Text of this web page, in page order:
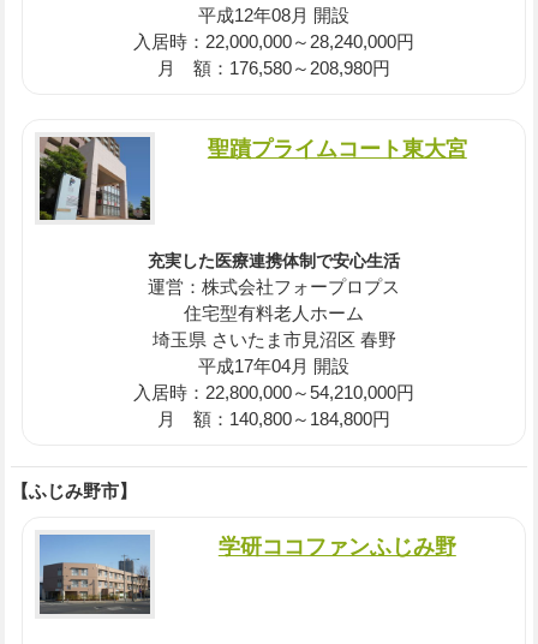
平成12年08月 開設
入居時：22,000,000～28,240,000円
月 額：176,580～208,980円
聖蹟プライムコート東大宮
充実した医療連携体制で安心生活
運営：株式会社フォープロプス
住宅型有料老人ホーム
埼玉県 さいたま市見沼区 春野
平成17年04月 開設
入居時：22,800,000～54,210,000円
月 額：140,800～184,800円
【ふじみ野市】
学研ココファンふじみ野